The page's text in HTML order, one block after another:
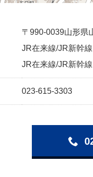
〒990-0039山形県
JR在来線/JR新幹
JR在来線/JR新幹
023-615-3303